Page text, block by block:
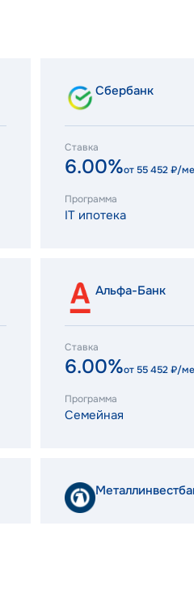
Сбербанк
Ставка
6.00%от 55 452₽/
Программа
IT ипотека
Альфа-Банк
Ставка
6.00%от 55 452₽/
Программа
Семейная